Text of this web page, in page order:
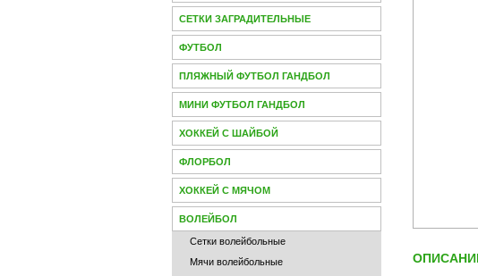
СЕТКИ ЗАГРАДИТЕЛЬНЫЕ
ФУТБОЛ
ПЛЯЖНЫЙ ФУТБОЛ ГАНДБОЛ
МИНИ ФУТБОЛ ГАНДБОЛ
ХОККЕЙ С ШАЙБОЙ
ФЛОРБОЛ
ХОККЕЙ С МЯЧОМ
ВОЛЕЙБОЛ
Сетки волейбольные
Мячи волейбольные